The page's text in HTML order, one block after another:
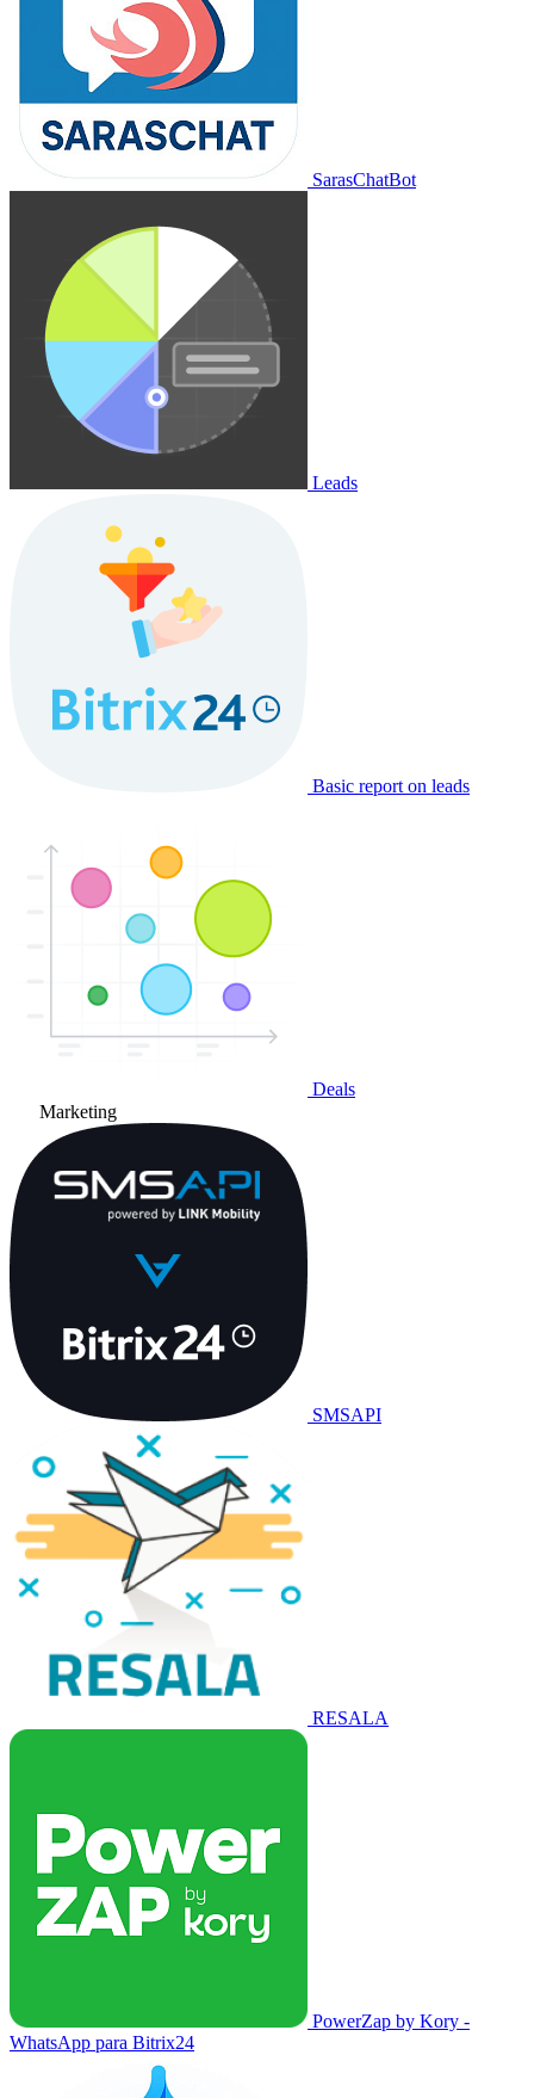
SarasChatBot
Leads
Basic report on leads
Deals
Marketing
SMSAPI
RESALA
PowerZap by Kory -
WhatsApp para Bitrix24